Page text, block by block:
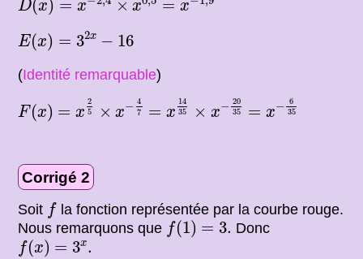
D(x) = x × x = x
E(x) = 32x − 16
E(x )= 2x−
(Identité remarquable)
F(x) = x
2
5
× x− 4
7
×
= x
14
35
× x− 20
35
14 −20
= x− 6
35
35
Corrigé 2
Soit f
f la fonction représentée par la courbe rouge.
Nous remarquons que f(1) = 3.
f(1)=3.
Donc
f(x) = 3x.
f(x)= 3x.